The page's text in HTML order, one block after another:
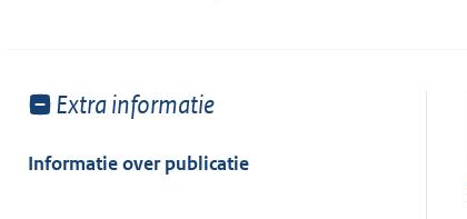
Toon
van:
Extra informatie
Informatie over publicatie